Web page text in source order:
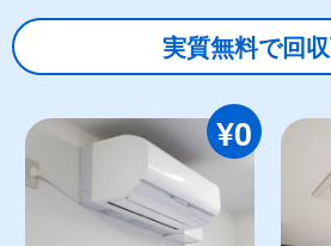
実質無料で回
¥0